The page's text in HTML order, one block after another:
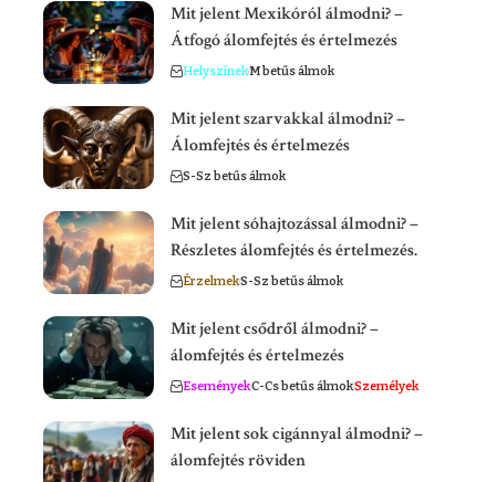
Mit jelent Mexikóról álmodni? –
Átfogó álomfejtés és értelmezés
HelyszínekM betűs álmok
Mit jelent szarvakkal álmodni? –
Álomfejtés és értelmezés
S-Sz betűs álmok
Mit jelent sóhajtozással álmodni? –
Részletes álomfejtés és értelmezés.
ÉrzelmekS-Sz betűs álmok
Mit jelent csődről álmodni? –
álomfejtés és értelmezés
EseményekC-Cs betűs álmokSzemélyek
Mit jelent sok cigánnyal álmodni? –
álomfejtés röviden